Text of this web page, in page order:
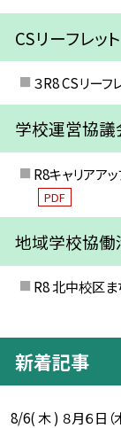
CSリーフレット
３R8 CSリー
学校運営協議
R8キャリアアッ
PDF
地域学校協働
R8 北中校区
新着記事
8/6( 木 ) ８月６日（